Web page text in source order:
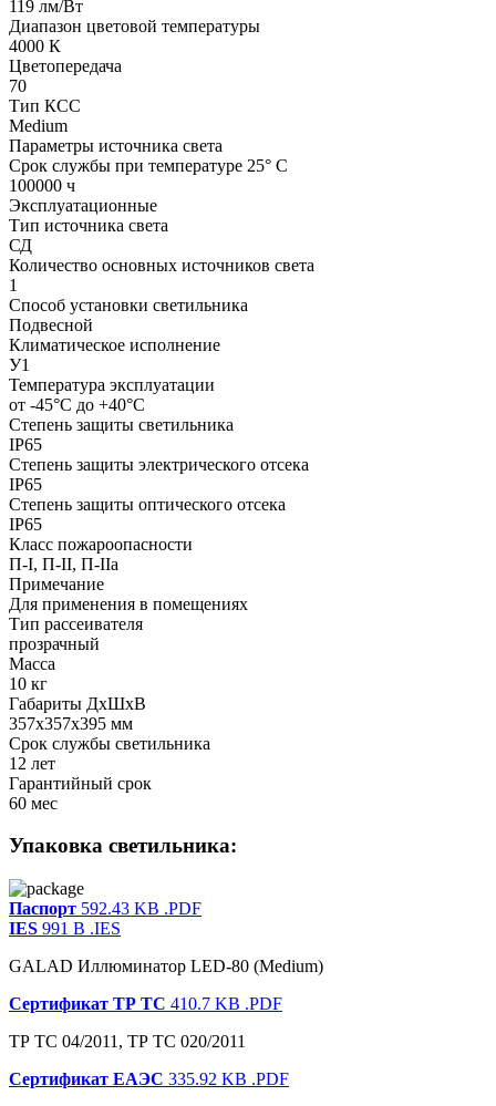
119 лм/Вт
Диапазон цветовой температуры
4000 К
Цветопередача
70
Тип КСС
Medium
Параметры источника света
Срок службы при температуре 25° С
100000 ч
Эксплуатационные
Тип источника света
СД
Количество основных источников света
1
Способ установки светильника
Подвесной
Климатическое исполнение
У1
Температура эксплуатации
от -45°С до +40°С
Степень защиты светильника
IP65
Степень защиты электрического отсека
IP65
Степень защиты оптического отсека
IP65
Класс пожароопасности
П-I, П-II, П-IIа
Примечание
Для применения в помещениях
Тип рассеивателя
прозрачный
Масса
10 кг
Габариты ДхШхВ
357x357x395 мм
Срок службы светильника
12 лет
Гарантийный срок
60 мес
Упаковка светильника:
Паспорт 592.43 KB .PDF
IES 991 B .IES
GALAD Иллюминатор LED-80 (Medium)
Сертификат ТР ТС 410.7 KB .PDF
ТР ТС 04/2011, ТР ТС 020/2011
Сертификат ЕАЭС 335.92 KB .PDF